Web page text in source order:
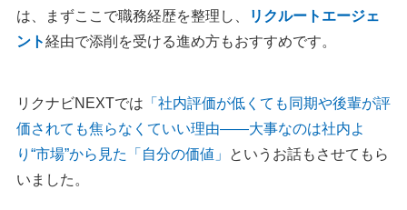
は、まずここで職務経歴を整理し、
リクルートエージェ
ント経由で添削を受ける進め方もおすすめです。
リクナビNEXTでは 「社内評価が低くても同期や後輩が評
価されても焦らなくていい理由――大事なのは社内よ
り“市場”から見た「自分の価値」
というお話もさせてもら
いました。